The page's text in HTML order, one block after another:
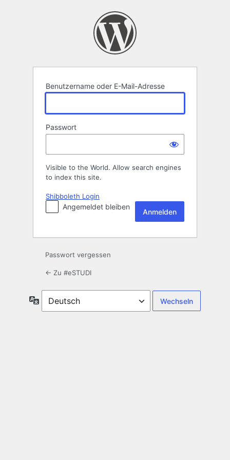
Benutzername oder E-Mail-Adresse
Passwort
Visible to the World. Allow search engines
to index this site.
Shibboleth Login
Angemeldet bleiben
Passwort vergessen
← Zu #eSTUDI
Sprache